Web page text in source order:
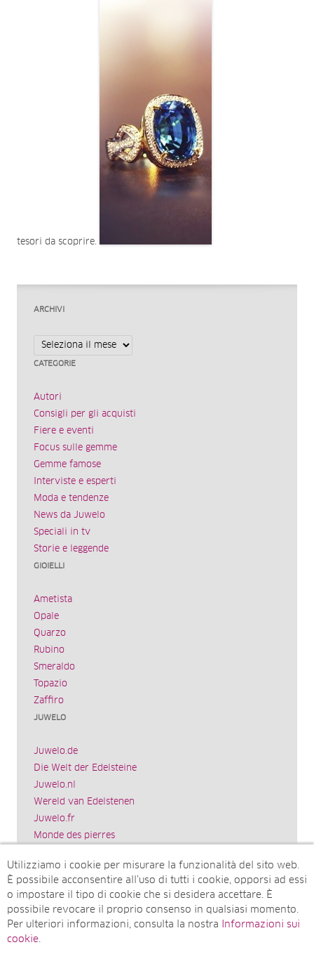
tesori da scoprire.
ARCHIVI
Archivi
CATEGORIE
Autori
Consigli per gli acquisti
Fiere e eventi
Focus sulle gemme
Gemme famose
Interviste e esperti
Moda e tendenze
News da Juwelo
Speciali in tv
Storie e leggende
GIOIELLI
Ametista
Opale
Quarzo
Rubino
Smeraldo
Topazio
Zaffiro
JUWELO
Juwelo.de
Die Welt der Edelsteine
Juwelo.nl
Wereld van Edelstenen
Juwelo.fr
Monde des pierres
El mundo de las piedras preciosas
Rocks & Co.
Juwelo.com
Ädelstenarnas Värld
Utilizziamo i cookie per misurare la funzionalità del sito web.
È possibile acconsentire all’uso di tutti i cookie, opporsi ad essi
o impostare il tipo di cookie che si desidera accettare. È
possibile revocare il proprio consenso in qualsiasi momento.
Per ulteriori informazioni, consulta la nostra
Informazioni sui
cookie.